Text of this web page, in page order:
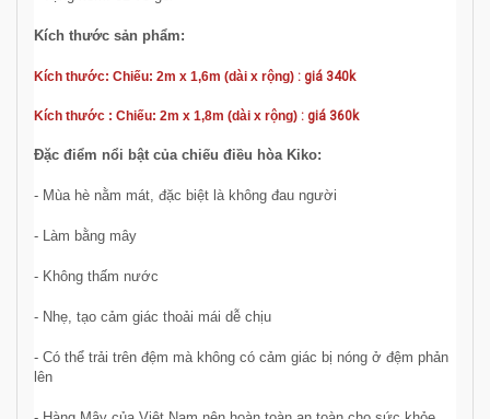
Kích thước sản phẩm:
Kích thước: Chiếu: 2m x 1,6m (dài x rộng) : giá 340k
Kích thước : Chiếu: 2m x 1,8m (dài x rộng) : giá 360k
Đặc điểm nổi bật của chiếu điều hòa Kiko:
- Mùa hè nằm mát, đặc biệt là không đau người
- Làm bằng mây
- Không thấm nước
- Nhẹ, tạo cảm giác thoải mái dễ chịu
- Có thể trải trên đệm mà không có cảm giác bị nóng ở đệm phản
lên